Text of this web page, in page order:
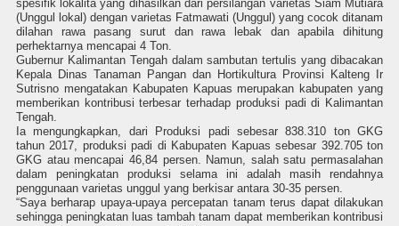
spesifik lokalita yang dihasilkan dari persilangan varietas Siam Mutiara
(Unggul lokal) dengan varietas Fatmawati (Unggul) yang cocok ditanam
dilahan rawa pasang surut dan rawa lebak dan apabila dihitung
perhektarnya mencapai 4 Ton.
Gubernur Kalimantan Tengah dalam sambutan tertulis yang dibacakan
Kepala Dinas Tanaman Pangan dan Hortikultura Provinsi Kalteng Ir
Sutrisno mengatakan Kabupaten Kapuas merupakan kabupaten yang
memberikan kontribusi terbesar terhadap produksi padi di Kalimantan
Tengah.
Ia mengungkapkan, dari Produksi padi sebesar 838.310 ton GKG
tahun 2017, produksi padi di Kabupaten Kapuas sebesar 392.705 ton
GKG atau mencapai 46,84 persen. Namun, salah satu permasalahan
dalam peningkatan produksi selama ini adalah masih rendahnya
penggunaan varietas unggul yang berkisar antara 30-35 persen.
“Saya berharap upaya-upaya percepatan tanam terus dapat dilakukan
sehingga peningkatan luas tambah tanam dapat memberikan kontribusi